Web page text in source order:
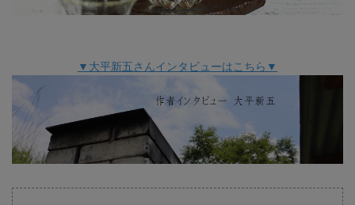
▼大平新五さんインタビューはこちら▼